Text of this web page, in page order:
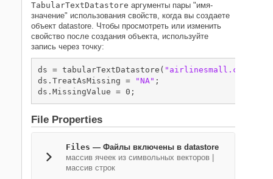
TabularTextDatastore аргументы пары "имя-
значение" использования свойств, когда вы создаете
объект datastore. Чтобы просмотреть или изменить
свойство после создания объекта, используйте
запись через точку:
ds = tabularTextDatastore( "airlinesmall.csv"
ds.TreatAsMissing =
"NA" ;
ds.MissingValue = 0;
File Properties
Files — Файлы включены в datastore
массив ячеек из символьных векторов
массив строк